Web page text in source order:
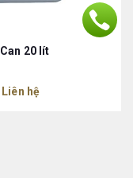
Can 20 lít
Liên hệ